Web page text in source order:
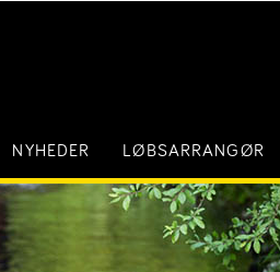
NYHEDER LØBSARRANGØR